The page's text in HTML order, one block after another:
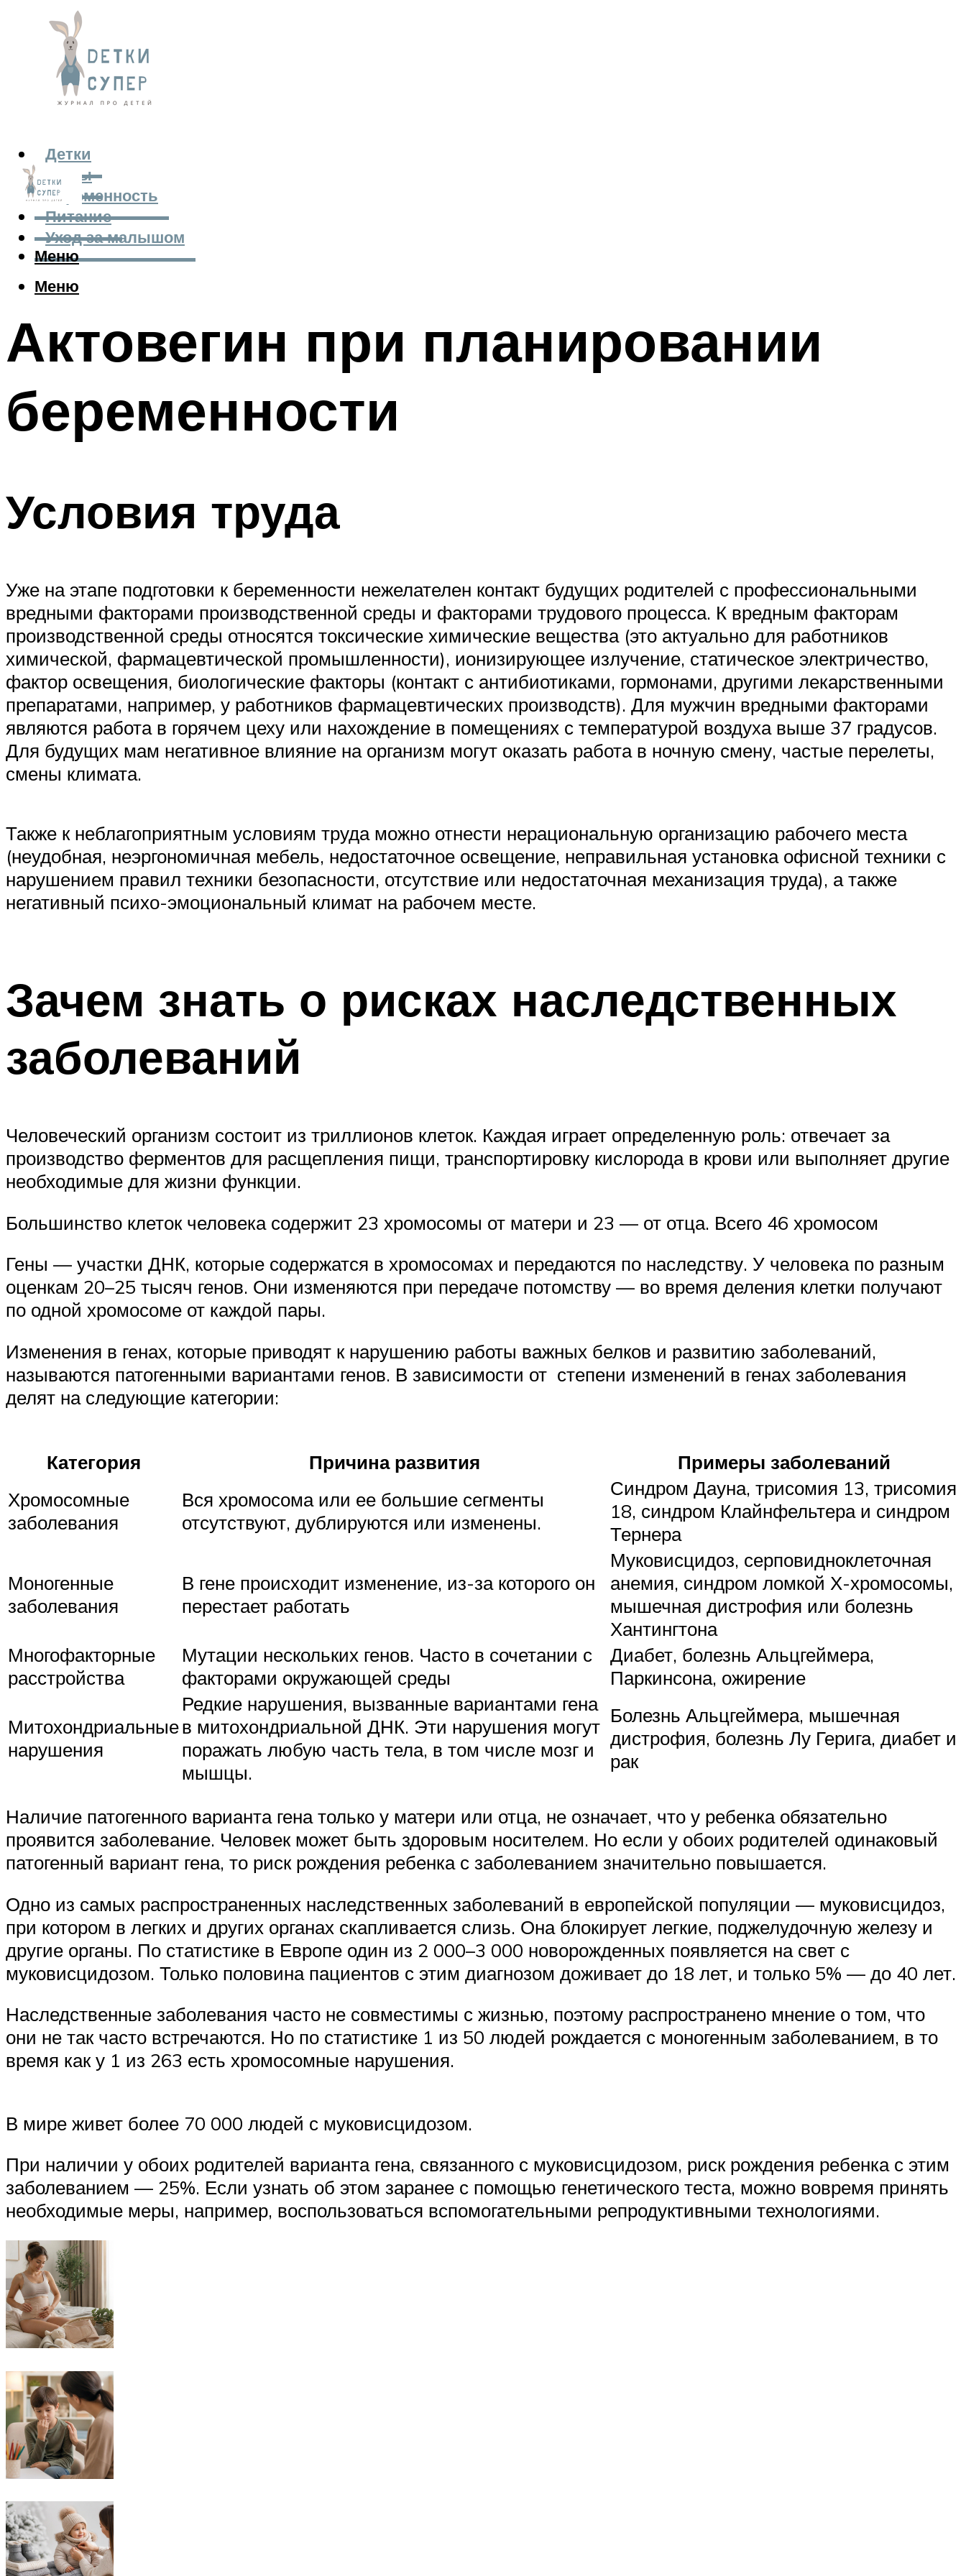
Детки
Мамы
Беременность
Питание
Уход за малышом
Меню
Меню
Актовегин при планировании
беременности
Условия труда
Уже на этапе подготовки к беременности нежелателен контакт будущих родителей с профессиональными
вредными факторами производственной среды и факторами трудового процесса. К вредным факторам
производственной среды относятся токсические химические вещества (это актуально для работников
химической, фармацевтической промышленности), ионизирующее излучение, статическое электричество,
фактор освещения, биологические факторы (контакт с антибиотиками, гормонами, другими лекарственными
препаратами, например, у работников фармацевтических производств). Для мужчин вредными факторами
являются работа в горячем цеху или нахождение в помещениях с температурой воздуха выше 37 градусов.
Для будущих мам негативное влияние на организм могут оказать работа в ночную смену, частые перелеты,
смены климата.
Также к неблагоприятным условиям труда можно отнести нерациональную организацию рабочего места
(неудобная, неэргономичная мебель, недостаточное освещение, неправильная установка офисной техники с
нарушением правил техники безопасности, отсутствие или недостаточная механизация труда), а также
негативный психо-эмоциональный климат на рабочем месте.
Зачем знать о рисках наследственных
заболеваний
Человеческий организм состоит из триллионов клеток. Каждая играет определенную роль: отвечает за
производство ферментов для расщепления пищи, транспортировку кислорода в крови или выполняет другие
необходимые для жизни функции.
Большинство клеток человека содержит 23 хромосомы от матери и 23 — от отца. Всего 46 хромосом
Гены — участки ДНК, которые содержатся в хромосомах и передаются по наследству. У человека по разным
оценкам 20–25 тысяч генов. Они изменяются при передаче потомству — во время деления клетки получают
по одной хромосоме от каждой пары.
Изменения в генах, которые приводят к нарушению работы важных белков и развитию заболеваний,
называются патогенными вариантами генов. В зависимости от степени изменений в генах заболевания
делят на следующие категории:
Категория Причина развития
Примеры заболеваний
Хромосомные
заболевания
Вся хромосома или ее большие сегменты
отсутствуют, дублируются или изменены.
Синдром Дауна, трисомия 13, трисомия
18, синдром Клайнфельтера и синдром
Тернера
Моногенные
заболевания
В гене происходит изменение, из-за которого он
перестает работать
Муковисцидоз, серповидноклеточная
анемия, синдром ломкой Х-хромосомы,
мышечная дистрофия или болезнь
Хантингтона
Многофакторные
расстройства
Мутации нескольких генов. Часто в сочетании с
факторами окружающей среды
Диабет, болезнь Альцгеймера,
Паркинсона, ожирение
Митохондриальные
нарушения
Редкие нарушения, вызванные вариантами гена
в митохондриальной ДНК. Эти нарушения могут
поражать любую часть тела, в том числе мозг и
мышцы.
Болезнь Альцгеймера, мышечная
дистрофия, болезнь Лу Герига, диабет и
рак
Наличие патогенного варианта гена только у матери или отца, не означает, что у ребенка обязательно
проявится заболевание. Человек может быть здоровым носителем. Но если у обоих родителей одинаковый
патогенный вариант гена, то риск рождения ребенка с заболеванием значительно повышается.
Одно из самых распространенных наследственных заболеваний в европейской популяции — муковисцидоз,
при котором в легких и других органах скапливается слизь. Она блокирует легкие, поджелудочную железу и
другие органы. По статистике в Европе один из 2 000–3 000 новорожденных появляется на свет с
муковисцидозом. Только половина пациентов с этим диагнозом доживает до 18 лет, и только 5% — до 40 лет.
Наследственные заболевания часто не совместимы с жизнью, поэтому распространено мнение о том, что
они не так часто встречаются. Но по статистике 1 из 50 людей рождается с моногенным заболеванием, в то
время как у 1 из 263 есть хромосомные нарушения.
В мире живет более 70 000 людей с муковисцидозом.
При наличии у обоих родителей варианта гена, связанного с муковисцидозом, риск рождения ребенка с этим
заболеванием — 25%. Если узнать об этом заранее с помощью генетического теста, можно вовремя принять
необходимые меры, например, воспользоваться вспомогательными репродуктивными технологиями.